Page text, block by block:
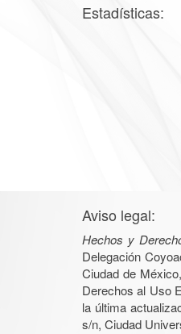
Estadísticas:
Aviso legal:
Hechos y
Delegación
Ciudad de
Derechos al Uso
la última
s/n, Ciudad